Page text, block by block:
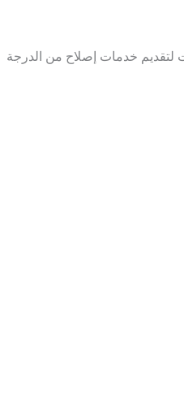
لتقديم خدمات إصلاح من الدرجة